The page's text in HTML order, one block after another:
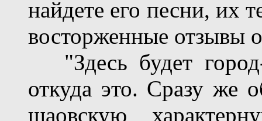
найдете его песни, их
восторженные отзывы
"Здесь будет
откуда это. Сразу же
шаовскую